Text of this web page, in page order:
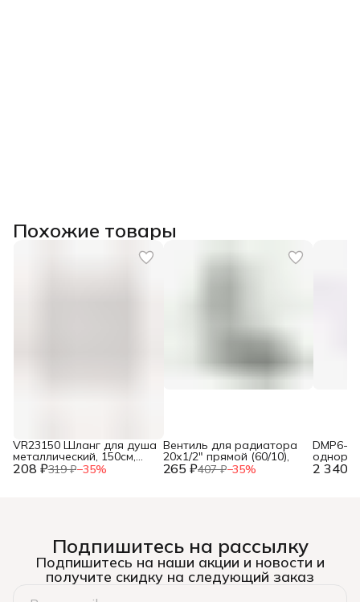
Похожие товары
208 ₽319 ₽−35%
VR23150 Шланг для душа
металлический, 150см,
упак. блистер ТМ "VIEIR" 265 ₽407 ₽−35%
Вентиль для радиатора
20х1/2" прямой (60/10),
2 340 ₽
DMP6-
ванны
Подпишитесь на рассылку
Подпишитесь на наши акции и новости и
получите скидку на следующий заказ